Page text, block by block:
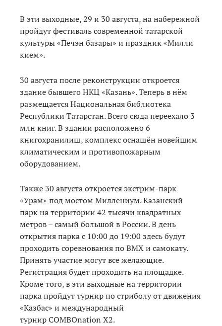
В эти выходные, 29 и 30 августа, на набережной
пройдут фестиваль современной татарской
культуры «Печэн базары» и праздник «Милли
кием».
30 августа после реконструкции откроется
здание бывшего НКЦ «Казань». Теперь в нём
размещается Национальная библиотека
Республики Татарстан. Всего сюда переехало 3
млн книг. В здании расположено 6
книгохранилищ, комплекс оснащён новейшим
климатическим и противопожарным
оборудованием.
Также 30 августа откроется экстрим-парк
«Урам» под мостом Миллениум. Казанский
парк на территории 42 тысячи квадратных
метров – самый большой в России. В день
открытия парка с 10:00 до 19:00 здесь будут
проходить соревнования по BMX и самокату.
Принять участие могут все желающие.
Регистрация будет проходить на площадке.
Кроме того, в эти выходные на территории
парка пройдут турнир по стриболу от движения
«Казбас» и международный
турнир COMBOnation X2.